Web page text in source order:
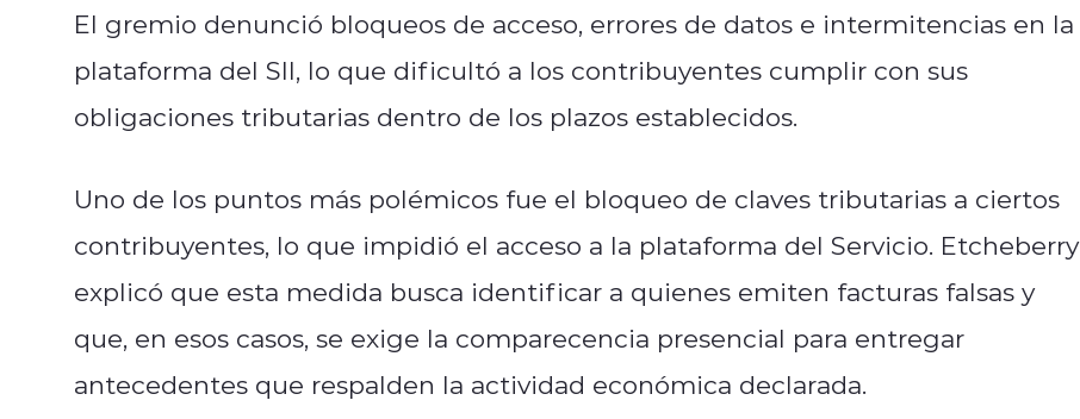
El gremio denunció bloqueos de acceso, errores de datos e intermitencias en la
plataforma del SII, lo que dificultó a los contribuyentes cumplir con sus
obligaciones tributarias dentro de los plazos establecidos.
Uno de los puntos más polémicos fue el bloqueo de claves tributarias a ciertos
contribuyentes, lo que impidió el acceso a la plataforma del Servicio. Etcheberry
explicó que esta medida busca identificar a quienes emiten facturas falsas y
que, en esos casos, se exige la comparecencia presencial para entregar
antecedentes que respalden la actividad económica declarada.